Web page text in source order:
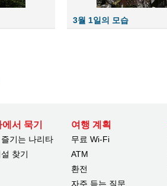
3월 1일의 모습
서 묵기
기는 나리타
찾기
여행 계획
무료 Wi-Fi
ATM
환전
자주 듣는 질문